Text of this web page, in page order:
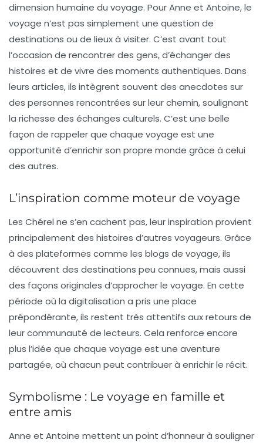
dimension humaine du voyage. Pour Anne et Antoine, le
voyage n’est pas simplement une question de
destinations ou de lieux à visiter. C’est avant tout
l’occasion de rencontrer des gens, d’échanger des
histoires et de vivre des moments authentiques. Dans
leurs articles, ils intègrent souvent des anecdotes sur
des personnes rencontrées sur leur chemin, soulignant
la richesse des échanges culturels. C’est une belle
façon de rappeler que chaque voyage est une
opportunité d’enrichir son propre monde grâce à celui
des autres.
L’inspiration comme moteur de voyage
Les Chérel ne s’en cachent pas, leur inspiration provient
principalement des histoires d’autres voyageurs. Grâce
à des plateformes comme les blogs de voyage, ils
découvrent des destinations peu connues, mais aussi
des façons originales d’approcher le voyage. En cette
période où la digitalisation a pris une place
prépondérante, ils restent très attentifs aux retours de
leur communauté de lecteurs. Cela renforce encore
plus l’idée que chaque voyage est une aventure
partagée, où chacun peut contribuer à enrichir le récit.
Symbolisme : Le voyage en famille et
entre amis
Anne et Antoine mettent un point d’honneur à souligner